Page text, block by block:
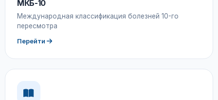
МКБ-10
Международная классификация болезней 10-го
пересмотра
Перейти